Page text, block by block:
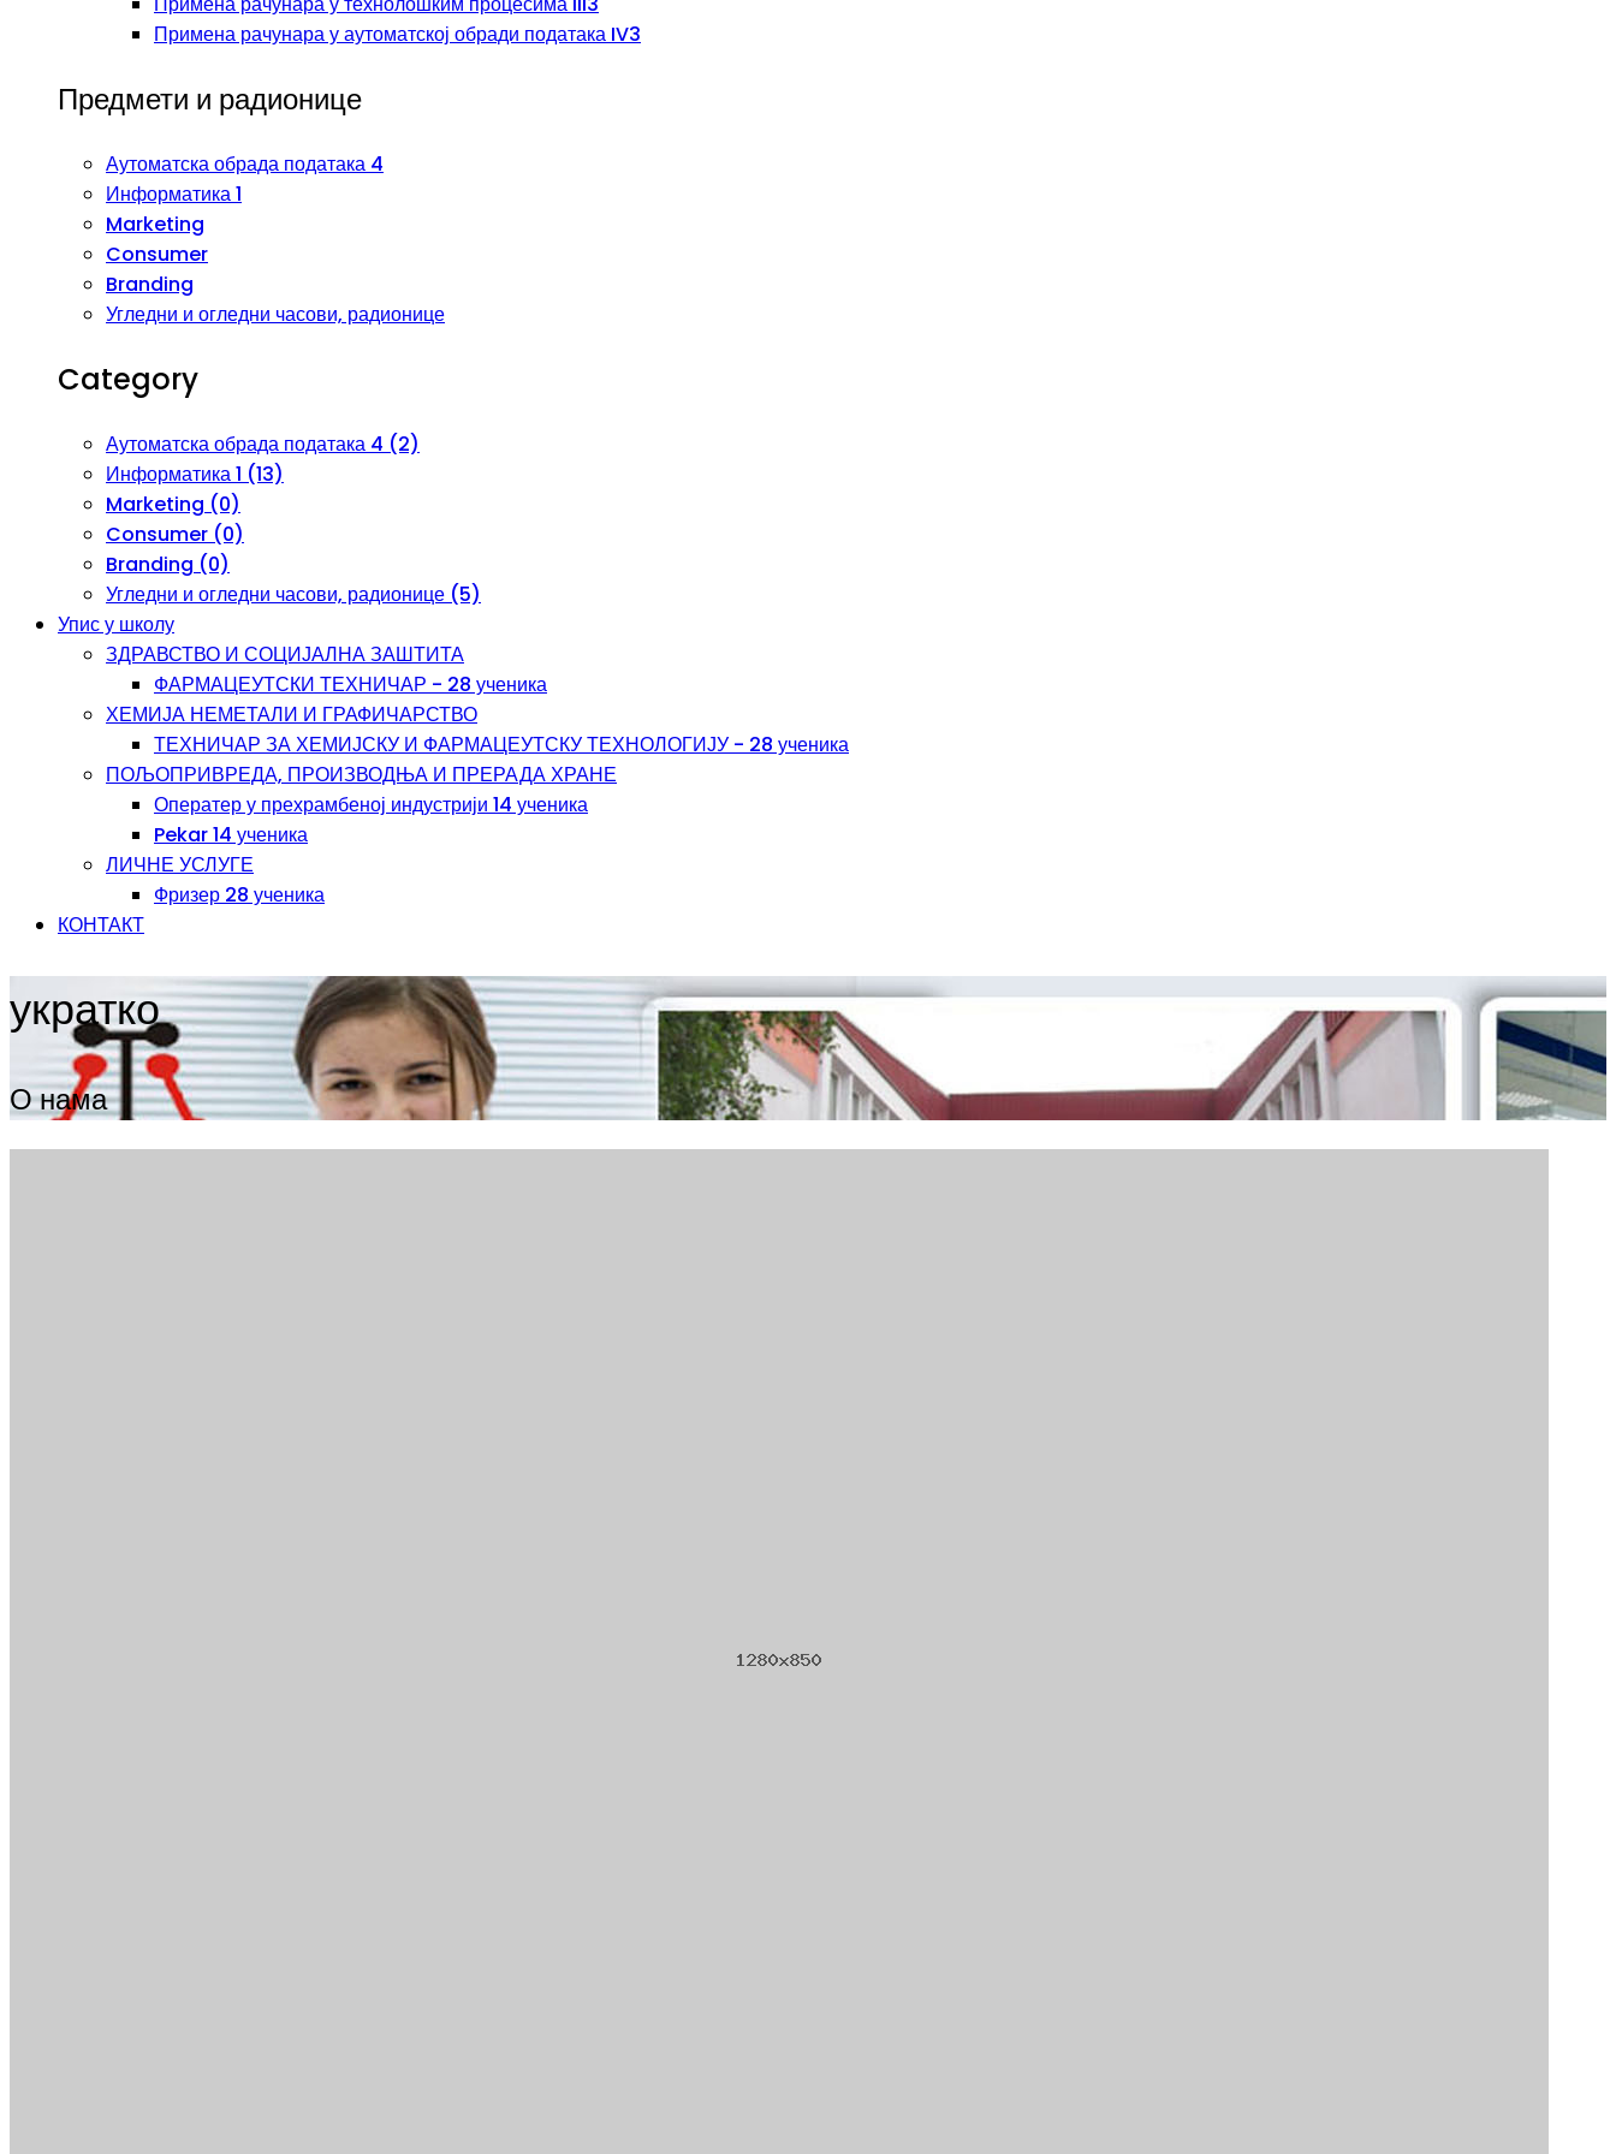
Примена рачунара у аутоматској обради података IV3
Предмети и радионице
Аутоматска обрада података 4
Информатика 1
Marketing
Consumer
Branding
Угледни и огледни часови, радионице
Category
Аутоматска обрада података 4 (2)
Информатика 1 (13)
Marketing (0)
Consumer (0)
Branding (0)
Угледни и огледни часови, радионице (5)
Упис у школу
ЗДРАВСТВО И СОЦИЈАЛНА ЗАШТИТА
ФАРМАЦЕУТСКИ ТЕХНИЧАР - 28 ученика
ХЕМИЈА НЕМЕТАЛИ И ГРАФИЧАРСТВО
ТЕХНИЧАР ЗА ХЕМИЈСКУ И ФАРМАЦЕУТСКУ ТЕХНОЛОГИЈУ - 28 ученика
ПОЉОПРИВРЕДА, ПРОИЗВОДЊА И ПРЕРАДА ХРАНЕ
Оператер у прехрамбеној индустрији 14 ученика
Pekar 14 ученика
ЛИЧНЕ УСЛУГЕ
Фризер 28 ученика
КОНТАКТ
укратко
О нама